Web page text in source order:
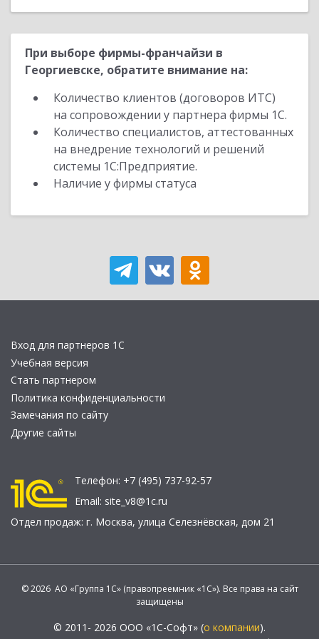
При выборе фирмы-франчайзи в
Георгиевске, обратите внимание на:
Количество клиентов (договоров ИТС)
на сопровождении у партнера фирмы 1С.
Количество специалистов, аттестованных
на внедрение технологий и решений
системы 1С:Предприятие.
Наличие у фирмы статуса
Вход для партнеров 1С
Учебная версия
Стать партнером
Политика конфиденциальности
Замечания по сайту
Другие сайты
Телефон: +7 (495) 737-92-57
Email: site_v8@1c.ru
Отдел продаж: г. Москва, улица Селезнёвская, дом 21
© 2026 АО «Группа 1С» (правопреемник «1С»). Все права на сайт
защищены
© 2011- 2026 ООО «1С-Софт» (о компании).